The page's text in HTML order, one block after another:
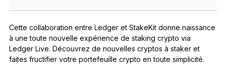
Cette collaboration entre Ledger et StakeKit donne naissance
à une toute nouvelle expérience de staking crypto via
Ledger Live. Découvrez de nouvelles cryptos à staker et
faites fructifier votre portefeuille crypto en toute simplicité.